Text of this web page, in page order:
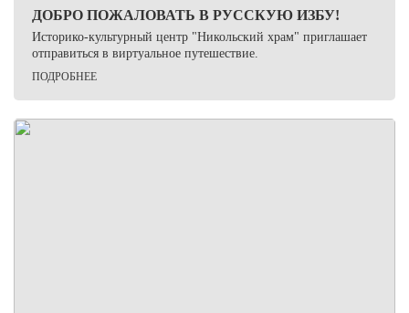
ДОБРО ПОЖАЛОВАТЬ В РУССКУЮ ИЗБУ!
Историко-культурный центр "Никольский храм" приглашает
отправиться в виртуальное путешествие.
ПОДРОБНЕЕ